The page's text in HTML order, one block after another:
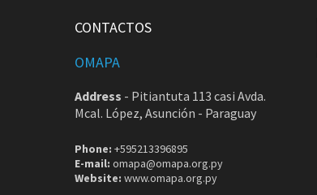
CONTACTOS
OMAPA
Address - Pitiantuta 113 casi Avda.
Mcal. López, Asunción - Paraguay
Phone: +595213396895
E-mail: omapa@omapa.org.py
Website: www.omapa.org.py